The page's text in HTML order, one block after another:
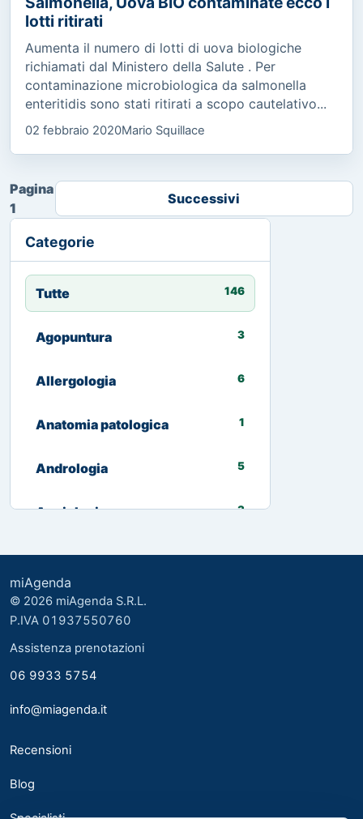
Categorie
Tutte 146
Agopuntura 3
Allergologia 6
Anatomia patologica 1
Andrologia 5
Angiologia 3
Biologo nutrizionista 13
Cardiologia
Chirurgia Generale
6
lotti ritirati
Aumenta il numero di lotti di uova biologiche
richiamati dal Ministero della Salute . Per
contaminazione microbiologica da salmonella
enteritidis sono stati ritirati a scopo cautelativo...
02 febbraio 2020Mario Squillace
Pagina
1
Successivi
miAgenda
© 2026 miAgenda S.R.L.
P.IVA 01937550760
Assistenza prenotazioni
06 9933 5754
info@miagenda.it
Recensioni
Blog